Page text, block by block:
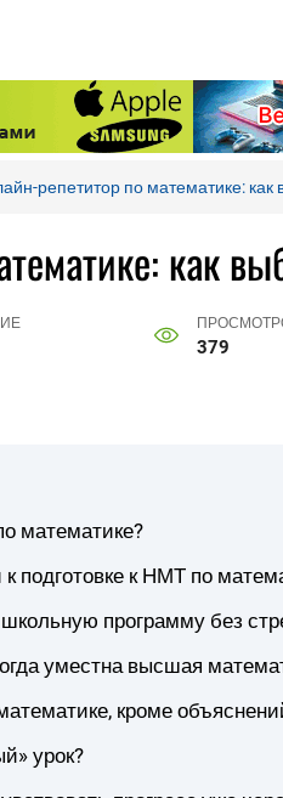
репетитор по математике: как
как
379
математике?
подготовке к НМТ по
программу без
уместна высшая
кроме
урок?